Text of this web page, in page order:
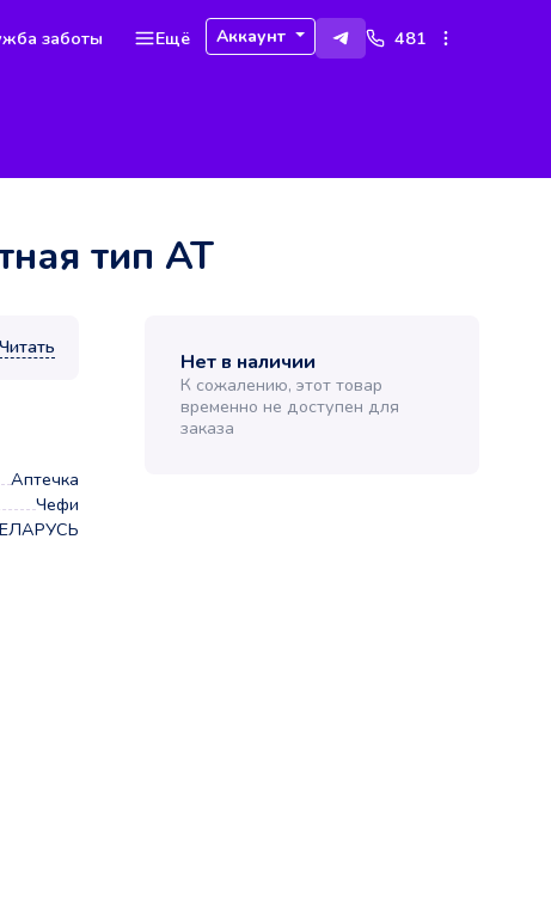
заботы Ещё Аккаунт 481
тип АТ
Читать
Аптечка
Чефи
Нет в наличии
К сожалению, этот товар
временно не доступен для
заказа